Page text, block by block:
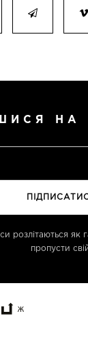
НА
розлітаються як
пропусти